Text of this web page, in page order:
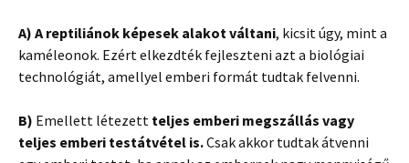
A) A reptiliánok képesek alakot váltani, kicsit úgy, mint a
kaméleonok. Ezért elkezdték fejleszteni azt a biológiai
technológiát, amellyel emberi formát tudtak felvenni.
B) Emellett létezett teljes emberi megszállás vagy
teljes emberi testátvétel is.Csak akkor tudtak átvenni